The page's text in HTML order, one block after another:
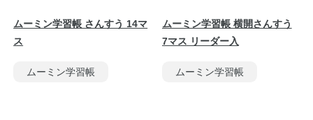
ムーミン学習帳 さんすう 14マ
ス
ムーミン学習帳
ムーミン学習帳 横開さんすう
7マス リーダー入
ムーミン学習帳